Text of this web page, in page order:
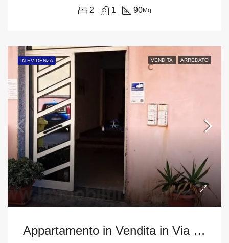
2 1 90Mq
IN EVIDENZA VENDITA ARREDATO
Appartamento in Vendita in Via Tukory, snc – Milazzo (Me)